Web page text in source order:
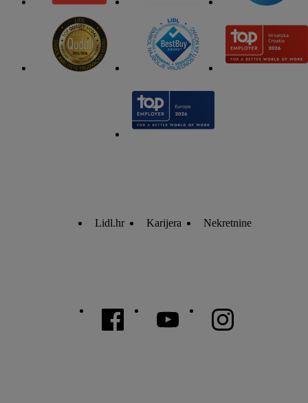
Lidl.hr Karijera Nekretnine